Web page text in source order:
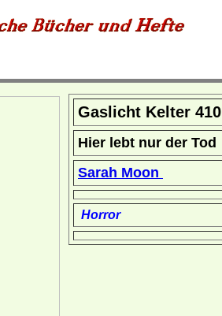
Gaslicht Kelter 410
Hier lebt nur der Tod
Sarah Moon
Horror